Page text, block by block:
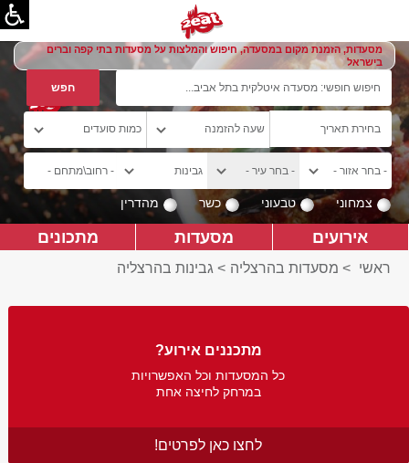
מסעדות, הזמנת מקום במסעדה, חיפוש והמלצות על מסעדות בתי קפה וברים
בישראל
צמחוני טבעוני כשר מהדרין
אירועים מסעדות מתכונים
ראשי > מסעדות בהרצליה > גבינות בהרצליה
מתכננים אירוע?
כל המסעדות וכל האפשרויות
במרחק לחיצה אחת
לחצו כאן לפרטים!